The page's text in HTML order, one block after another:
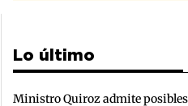
Lo último
Ministro Quiroz admite